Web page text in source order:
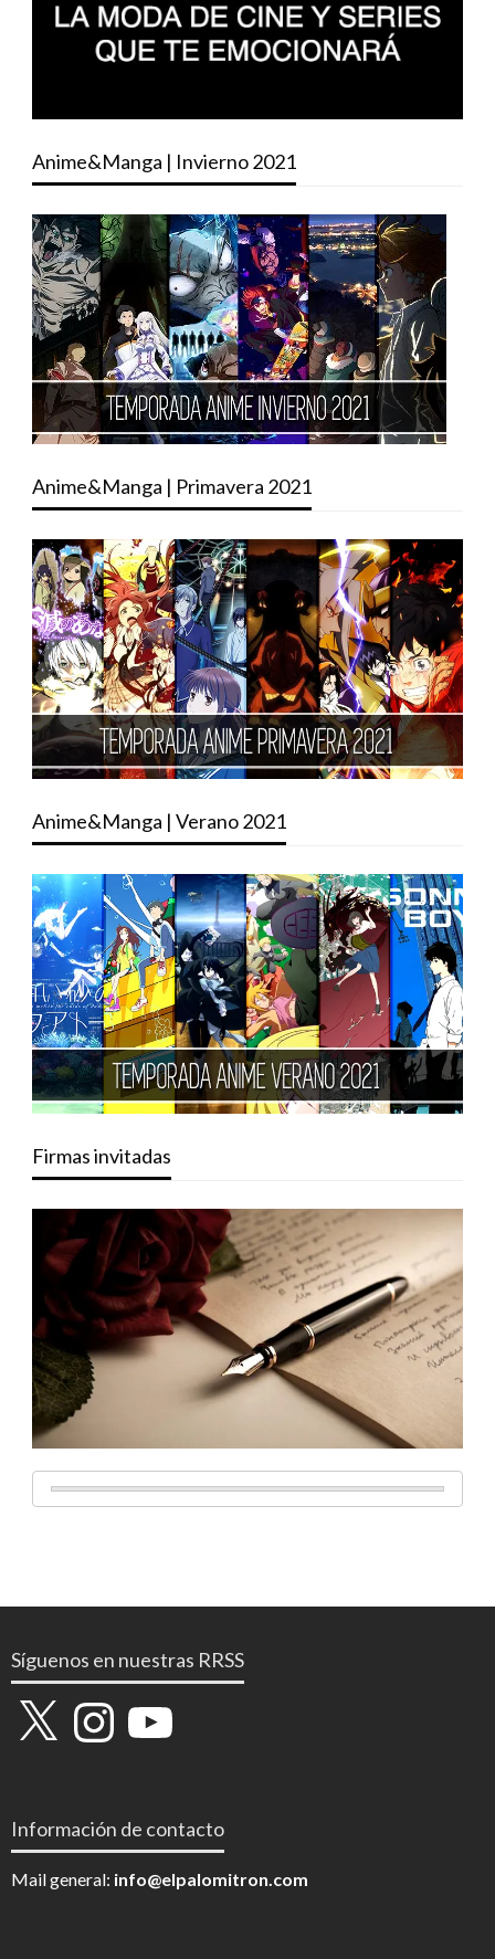
Anime&Manga | Invierno 2021
Anime&Manga | Primavera 2021
Anime&Manga | Verano 2021
Firmas invitadas
Síguenos en nuestras RRSS
X InstagramYouTube
Información de contacto
Mail general: info@elpalomitron.com